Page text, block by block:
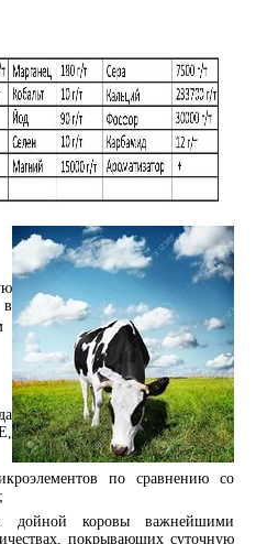
по сравнению со
дойной коровы важнейшими